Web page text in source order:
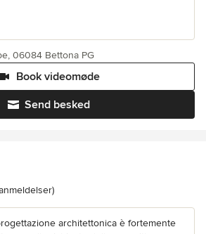
Send besked
Book videomøde
06084 Bettona PG
5 ud af 5 stjerner
architettonica è fortemente